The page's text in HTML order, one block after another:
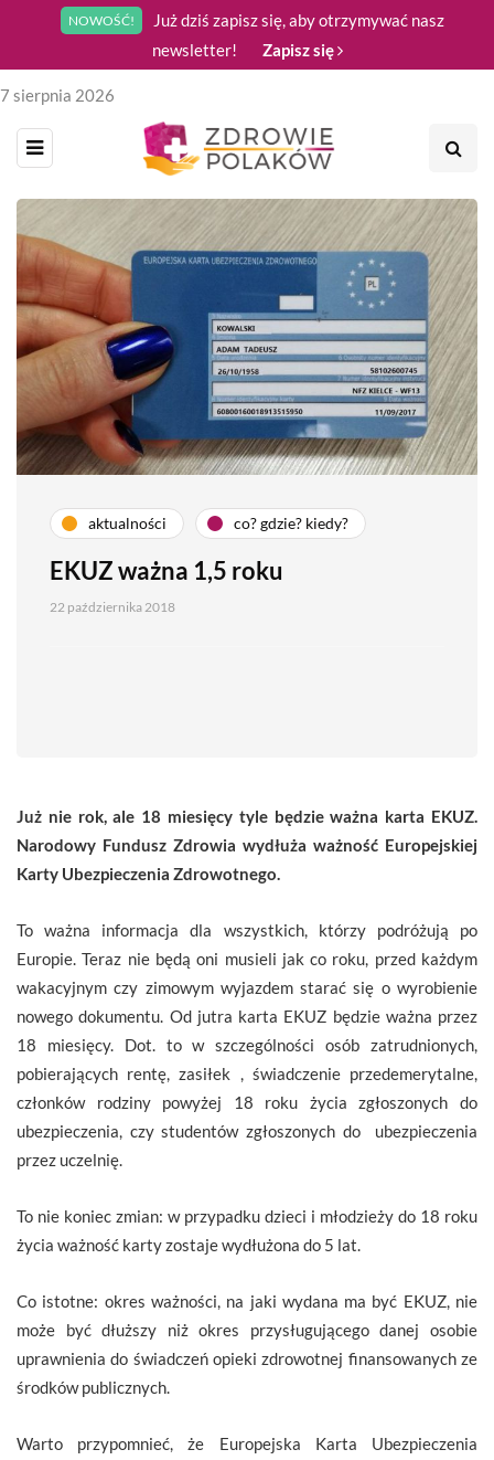
NOWOŚĆ!
Już dziś zapisz się, aby otrzymywać nasz
newsletter!
Zapisz się
7 sierpnia 2026
aktualności co? gdzie? kiedy?
EKUZ ważna 1,5 roku
22 października 2018
Już nie rok, ale 18 miesięcy tyle będzie ważna karta EKUZ.
Narodowy Fundusz Zdrowia wydłuża ważność Europejskiej
Karty Ubezpieczenia Zdrowotnego.
To ważna informacja dla wszystkich, którzy podróżują po
Europie. Teraz nie będą oni musieli jak co roku, przed każdym
wakacyjnym czy zimowym wyjazdem starać się o wyrobienie
nowego dokumentu. Od jutra karta EKUZ będzie ważna przez
18 miesięcy. Dot. to w szczególności osób zatrudnionych,
pobierających rentę, zasiłek , świadczenie przedemerytalne,
członków rodziny powyżej 18 roku życia zgłoszonych do
ubezpieczenia, czy studentów zgłoszonych do ubezpieczenia
przez uczelnię.
To nie koniec zmian: w przypadku dzieci i młodzieży do 18 roku
życia ważność karty zostaje wydłużona do 5 lat.
Co istotne: okres ważności, na jaki wydana ma być EKUZ, nie
może być dłuższy niż okres przysługującego danej osobie
uprawnienia do świadczeń opieki zdrowotnej finansowanych ze
środków publicznych.
Warto przypomnieć, że Europejska Karta Ubezpieczenia